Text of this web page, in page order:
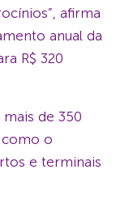
afirma
anual da
R$ 320
de 350
como o
e terminais